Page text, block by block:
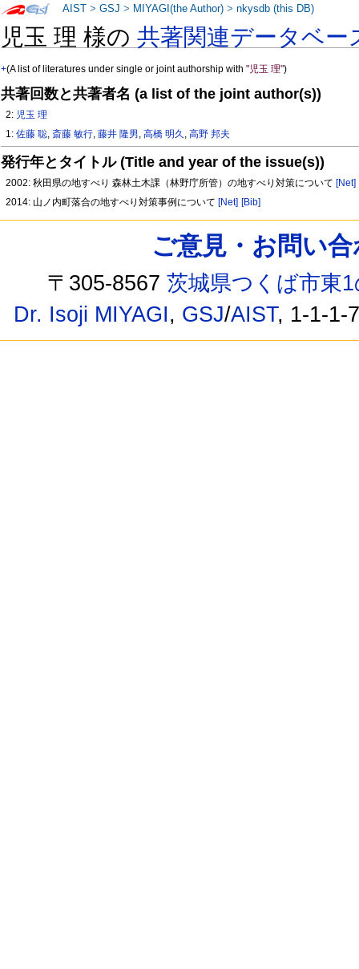
児玉 理 様の共著関連データベー
+(A list of literatures under single or joint authorship with"児玉 理")
共著回数と共著者名 (a list of the joint author(s))
2: 児玉 理
1:佐藤 聡,斎藤 敏行,藤井 隆男,高橋 明久 ,高野 邦夫
発行年とタイトル (Title and year of the issue(s))
2002: 秋田県の地すべり 森林土木課（林野庁所管）の地すべり対策について [Net]
2014: 山ノ内町落合の地すべり対策事例について [Net] [Bib]
AIST >GSJ > MIYAGI(the Author) >nkysdb (this DB)
ご意見・お問い
〒305-8567茨城県つくば市東
Dr. Isoji MIYAGI, GSJ/AIST, 1-1-1-